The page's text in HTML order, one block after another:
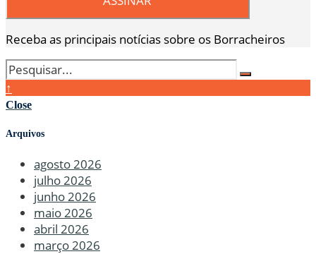
Receba as principais notícias sobre os Borracheiros
↑
Close
Arquivos
agosto 2026
julho 2026
junho 2026
maio 2026
abril 2026
março 2026